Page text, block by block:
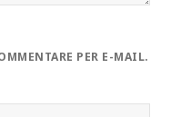
PER E-MAIL.